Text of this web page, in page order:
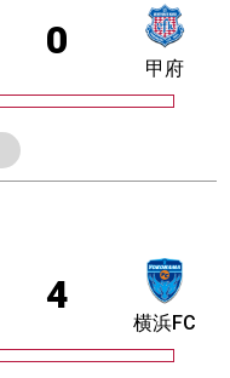
0
甲府
4
横浜FC